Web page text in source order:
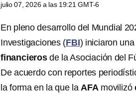
julio 07, 2026 a las 19:21 GMT-6
En pleno desarrollo del Mundial
Investigaciones (FBI) iniciaron una
financierosde la Asociación del
De acuerdo con reportes
la forma en la que laAFAmovilizó